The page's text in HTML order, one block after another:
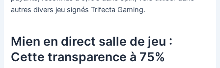
autres divers jeu signés Trifecta Gaming.
Mien en direct salle de jeu :
Cette transparence à 75%